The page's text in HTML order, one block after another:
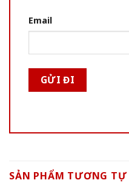
Email
SẢN PHẨM TƯƠNG TỰ